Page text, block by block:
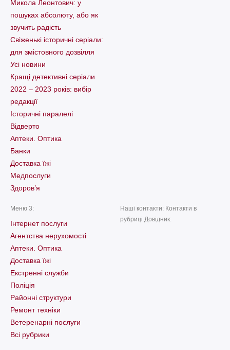
Микола Леонтович: у
пошуках абсолюту, або як
звучить радість
Свіженькі історичні серіали:
для змістовного дозвілля
Усі новини
Кращі детективні серіали
2022 – 2023 років: вибір
редакції
Історичні паралелі
Відверто
Аптеки. Оптика
Банки
Доставка їжі
Медпослуги
Здоров’я
Меню 3:
Інтернет послуги
Агентства нерухомості
Аптеки. Оптика
Доставка їжі
Екстренні служби
Поліція
Районні структури
Ремонт техніки
Ветеренарні послуги
Всі рубрики
Наші контакти: Контакти в
рубриці Довідник: